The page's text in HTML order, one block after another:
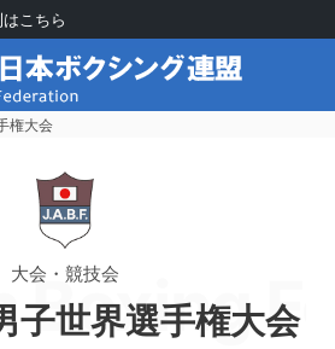
こちら
権大会
Boxing
大会・競技会
子世界選手権大会